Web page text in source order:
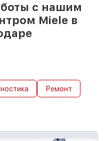
с нашим
Miele в
Ремонт